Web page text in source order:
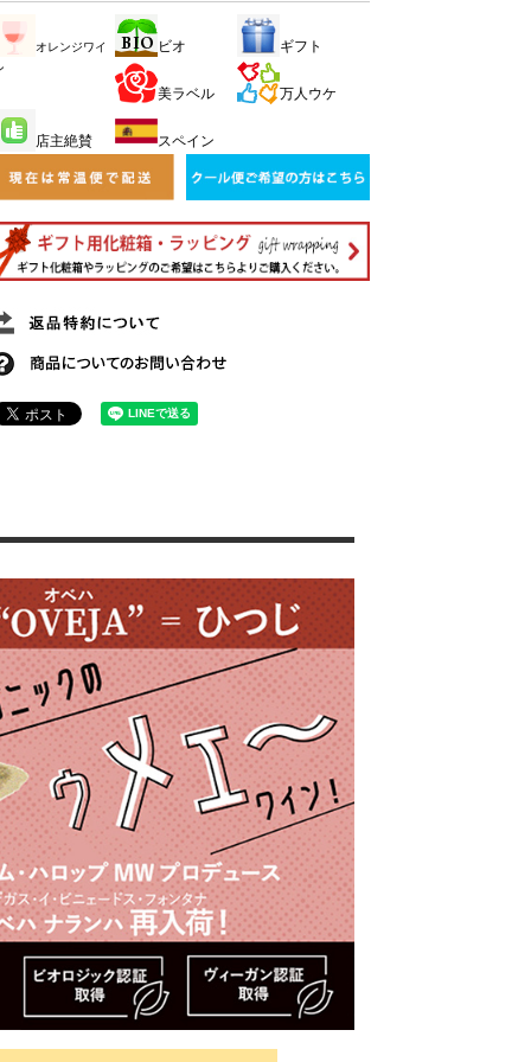
オレンジワイ
ビオ ギフト
美ラベル 万人ウケ
店主絶賛 スペイン